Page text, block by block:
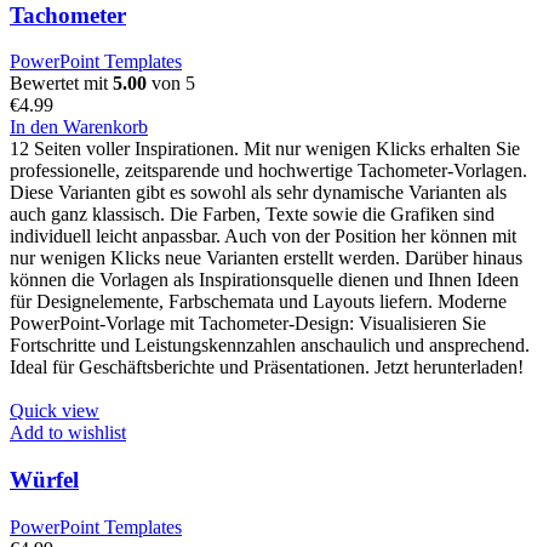
Tachometer
PowerPoint Templates
Bewertet mit 5.00 von 5
€4.99
In den Warenkorb
12 Seiten voller Inspirationen. Mit nur wenigen Klicks erhalten Sie
professionelle, zeitsparende und hochwertige Tachometer-Vorlagen.
Diese Varianten gibt es sowohl als sehr dynamische Varianten als
auch ganz klassisch. Die Farben, Texte sowie die Grafiken sind
individuell leicht anpassbar. Auch von der Position her können mit
nur wenigen Klicks neue Varianten erstellt werden. Darüber hinaus
können die Vorlagen als Inspirationsquelle dienen und Ihnen Ideen
für Designelemente, Farbschemata und Layouts liefern. Moderne
PowerPoint-Vorlage mit Tachometer-Design: Visualisieren Sie
Fortschritte und Leistungskennzahlen anschaulich und ansprechend.
Ideal für Geschäftsberichte und Präsentationen. Jetzt herunterladen!
Quick view
Add to wishlist
Würfel
PowerPoint Templates